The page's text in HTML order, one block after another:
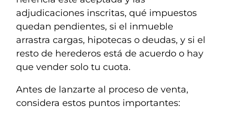
adjudicaciones inscritas, qué impuestos
quedan pendientes, si el inmueble
arrastra cargas, hipotecas o deudas, y si el
resto de herederos está de acuerdo o hay
que vender solo tu cuota.
Antes de lanzarte al proceso de venta,
considera estos puntos importantes: